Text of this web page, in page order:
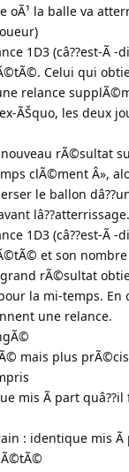
oÃ¹ la balle va
1D3 (câ??est-Ã
Celui qui
relance
ÃŠquo, les deux
rÃ©sultat
clÃ©ment Â»,
le ballon
lâ??atterrissage.
1D3 (câ??est-Ã
et son nombre
rÃ©sultat
la mi-temps. En
une relance.
mais plus
mis Ã part
: identique mis Ã